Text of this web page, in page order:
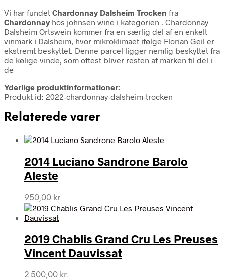
Vi har fundet Chardonnay Dalsheim Trocken fra
Chardonnayhos johnsen wine i kategorien . Chardonnay
Dalsheim Ortswein kommer fra en særlig del af en enkelt
vinmark i Dalsheim, hvor mikroklimaet ifølge Florian Geil er
ekstremt beskyttet. Denne parcel ligger nemlig beskyttet fra
de kølige vinde, som oftest bliver resten af marken til del i
de
Yderlige produktinformationer:
Produkt id: 2022-chardonnay-dalsheim-trocken
Relaterede varer
2014 Luciano Sandrone Barolo
Aleste
950,00 kr.
2019 Chablis Grand Cru Les Preuses
Vincent Dauvissat
2.500,00 kr.